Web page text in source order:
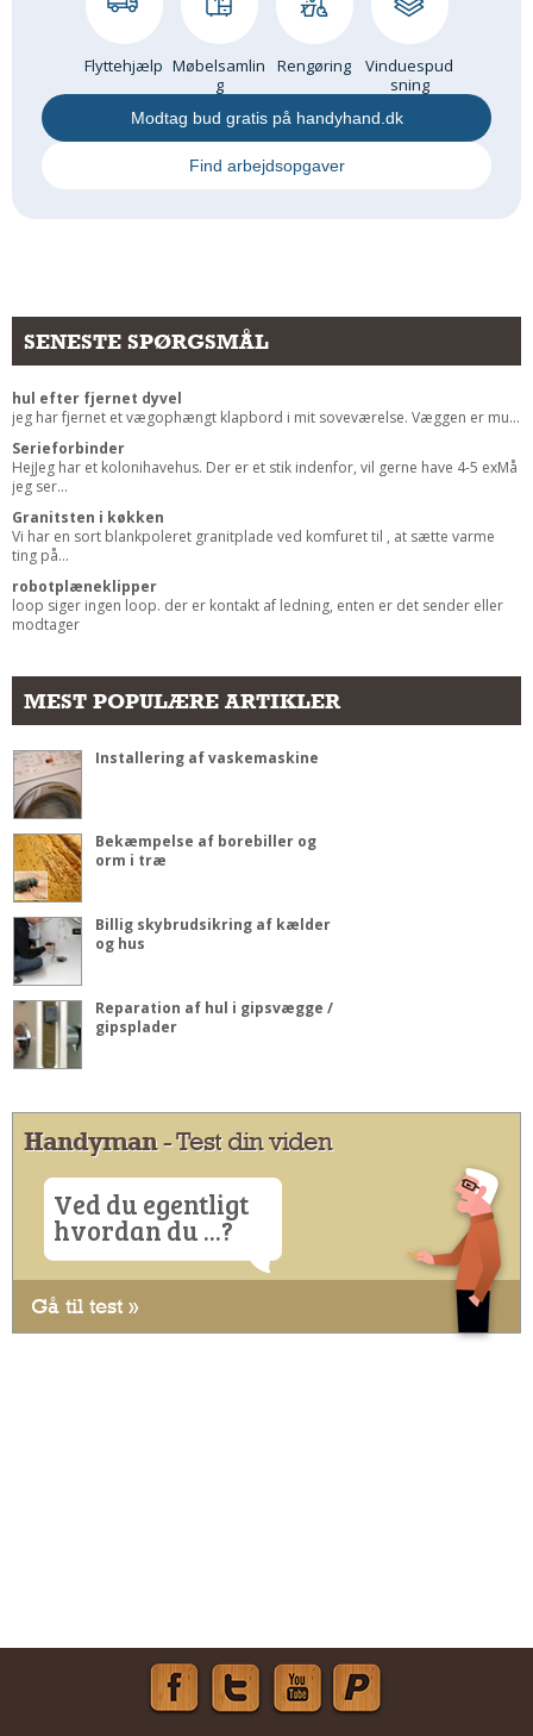
Belægning
Skadedyr
Flyttehjælp Møbelsamlin
g
Rengøring
Vinduespud
sning
Modtag bud gratis på handyhand.dk
Find arbejdsopgaver
SENESTE SPØRGSMÅL
hul efter fjernet dyvel
jeg har fjernet et vægophængt klapbord i mit soveværelse. Væggen er mu...
Serieforbinder
HejJeg har et kolonihavehus. Der er et stik indenfor, vil gerne have 4-5 exMå
jeg ser...
Granitsten i køkken
Vi har en sort blankpoleret granitplade ved komfuret til , at sætte varme
ting på...
robotplæneklipper
loop siger ingen loop. der er kontakt af ledning, enten er det sender eller
modtager
MEST POPULÆRE ARTIKLER
Installering af vaskemaskine
Bekæmpelse af borebiller og
orm i træ
Billig skybrudsikring af kælder
og hus
Reparation af hul i gipsvægge /
gipsplader
Handyman- Test din viden
Ved du egentligt
hvordan du ...?
Gå til test »